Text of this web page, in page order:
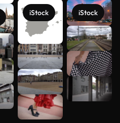
iStock iStock
Meer
bekijken